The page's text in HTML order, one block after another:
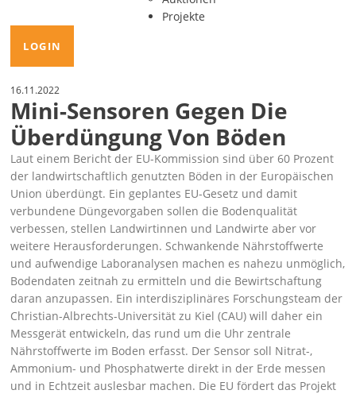
Projekte
LOGIN
16.11.2022
Mini-Sensoren Gegen Die
Überdüngung Von Böden
Laut einem Bericht der EU-Kommission sind über 60 Prozent
der landwirtschaftlich genutzten Böden in der Europäischen
Union überdüngt. Ein geplantes EU-Gesetz und damit
verbundene Düngevorgaben sollen die Bodenqualität
verbessen, stellen Landwirtinnen und Landwirte aber vor
weitere Herausforderungen. Schwankende Nährstoffwerte
und aufwendige Laboranalysen machen es nahezu unmöglich,
Bodendaten zeitnah zu ermitteln und die Bewirtschaftung
daran anzupassen. Ein interdisziplinäres Forschungsteam der
Christian-Albrechts-Universität zu Kiel (CAU) will daher ein
Messgerät entwickeln, das rund um die Uhr zentrale
Nährstoffwerte im Boden erfasst. Der Sensor soll Nitrat-,
Ammonium- und Phosphatwerte direkt in der Erde messen
und in Echtzeit auslesbar machen. Die EU fördert das Projekt